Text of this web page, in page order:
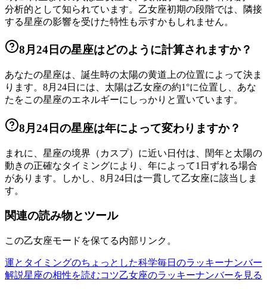
分析的として知られています。乙女座初期の段階では、隣接
する星座の影響を受けた特性も示すかもしれません。
8月24日の星座はどのように計算されますか？
あなたの星座は、誕生時の太陽の黄道上の位置によって決ま
ります。8月24日には、太陽は乙女座の約1°に位置し、あな
たをこの星座のエネルギーにしっかりと置いています。
8月24日の星座は年によって変わりますか？
まれに、星座の境界（カスプ）に近い日付は、閏年と太陽の
動きの正確なタイミングにより、年によって1日ずれる場合
があります。しかし、8月24日は一貫して乙女座に該当しま
す。
関連の読み物とツール
この乙女座モードを保てる内部リンク。
運とタイミングのちょっとした科学毎日のラッキーナンバー
解説星座の相性を読むコツ乙女座のラッキーナンバーを見る